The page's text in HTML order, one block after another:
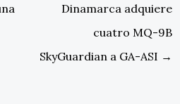
Dinamarca adquiere
cuatro MQ-9B
SkyGuardian a GA-ASI →